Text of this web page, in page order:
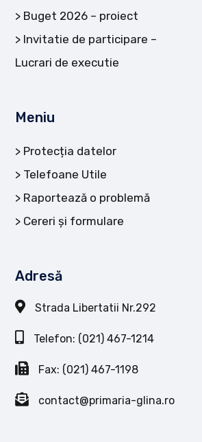
Buget 2026 – proiect
Invitatie de participare –
Lucrari de executie
Meniu
Protecția datelor
Telefoane Utile
Raportează o problemă
Cereri și formulare
Adresă
Strada Libertatii Nr.292
Telefon: (021) 467-1214
Fax: (021) 467-1198
contact@primaria-glina.ro